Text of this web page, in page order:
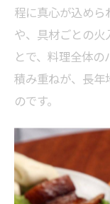
程に真心が込め
や、具材ごとの
とで、料理全体
積み重ねが、長年
のです。
素材選びへのこ
老舗中華が重視す
りです。地元の新